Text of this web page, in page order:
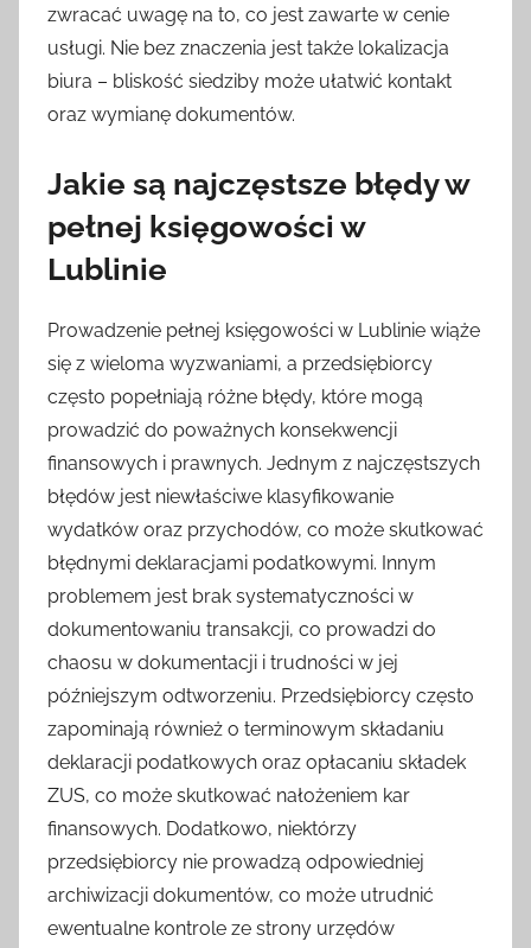
zwracać uwagę na to, co jest zawarte w cenie
usługi. Nie bez znaczenia jest także lokalizacja
biura – bliskość siedziby może ułatwić kontakt
oraz wymianę dokumentów.
Jakie są najczęstsze błędy w
pełnej księgowości w
Lublinie
Prowadzenie pełnej księgowości w Lublinie wiąże
się z wieloma wyzwaniami, a przedsiębiorcy
często popełniają różne błędy, które mogą
prowadzić do poważnych konsekwencji
finansowych i prawnych. Jednym z najczęstszych
błędów jest niewłaściwe klasyfikowanie
wydatków oraz przychodów, co może skutkować
błędnymi deklaracjami podatkowymi. Innym
problemem jest brak systematyczności w
dokumentowaniu transakcji, co prowadzi do
chaosu w dokumentacji i trudności w jej
późniejszym odtworzeniu. Przedsiębiorcy często
zapominają również o terminowym składaniu
deklaracji podatkowych oraz opłacaniu składek
ZUS, co może skutkować nałożeniem kar
finansowych. Dodatkowo, niektórzy
przedsiębiorcy nie prowadzą odpowiedniej
archiwizacji dokumentów, co może utrudnić
ewentualne kontrole ze strony urzędów